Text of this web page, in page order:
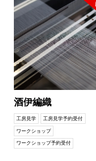
酒伊編織
工房見学 工房見学予約受付
ワークショップ
ワークショップ予約受付